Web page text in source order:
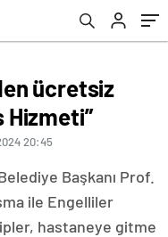
ücretsiz
Hizmeti”
20:45
Başkanı Prof.
ile Engelliler
hastaneye gitme